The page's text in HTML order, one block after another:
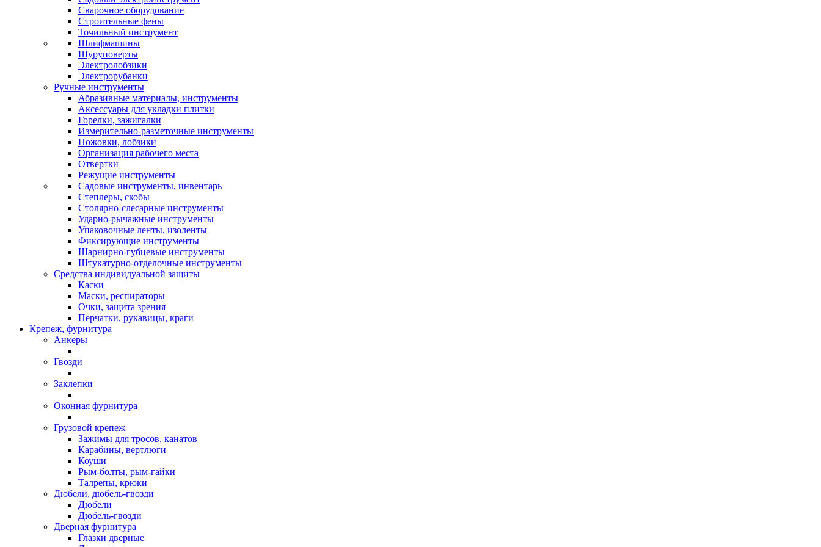
Сварочное оборудование
Строительные фены
Точильный инструмент
Шлифмашины
Шуруповерты
Электролобзики
Электрорубанки
Ручные инструменты
Абразивные материалы, инструменты
Аксессуары для укладки плитки
Горелки, зажигалки
Измерительно-разметочные инструменты
Ножовки, лобзики
Организация рабочего места
Отвертки
Режущие инструменты
Садовые инструменты, инвентарь
Степлеры, скобы
Столярно-слесарные инструменты
Ударно-рычажные инструменты
Упаковочные ленты, изоленты
Фиксирующие инструменты
Шарнирно-губцевые инструменты
Штукатурно-отделочные инструменты
Средства индивидуальной защиты
Каски
Маски, респираторы
Очки, защита зрения
Перчатки, рукавицы, краги
Крепеж, фурнитура
Анкеры
Гвозди
Заклепки
Оконная фурнитура
Грузовой крепеж
Зажимы для тросов, канатов
Карабины, вертлюги
Коуши
Рым-болты, рым-гайки
Талрепы, крюки
Дюбели, дюбель-гвозди
Дюбели
Дюбель-гвозди
Дверная фурнитура
Глазки дверные